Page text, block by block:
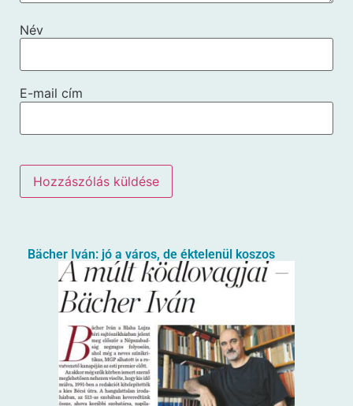
Név
E-mail cím
Bächer Iván: jó a város, de éktelenül koszos